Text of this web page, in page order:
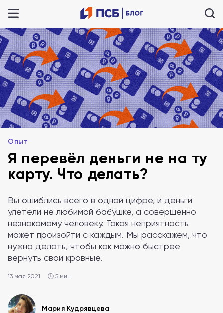
Опыт
Я перевёл деньги не на ту
карту. Что делать?
Вы ошиблись всего в одной цифре, и деньги
улетели не любимой бабушке, а совершенно
незнакомому человеку. Такая неприятность
может произойти с каждым. Мы расскажем, что
нужно делать, чтобы как можно быстрее
вернуть свои кровные.
13 мая 2021 🕒 5 мин
Мария Кудрявцева